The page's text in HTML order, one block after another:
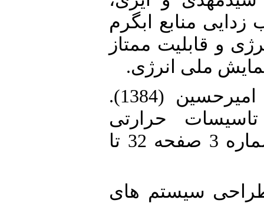
زدایی منابع ابگرم
و قابلیت ممتاز
ملی انرژی.
3. [3]بطحایی، تورج و محمودی، امیرحسین (1384).
حرارتی
ساختمان"، نشریه انرژی ایران، شماره 3 صفحه 32 تا
کامبیز (1381)، "طراحی سیستم های